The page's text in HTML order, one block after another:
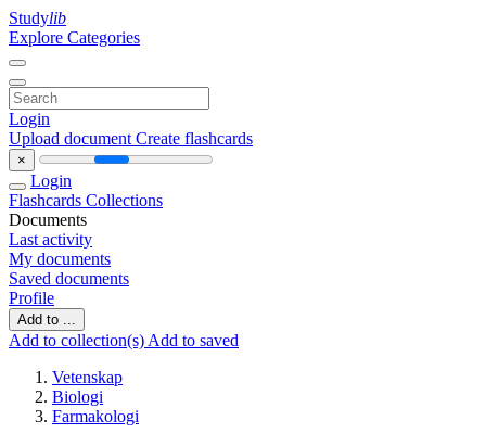
Studylib
Explore Categories
Login
Upload document Create flashcards
×
Login
Flashcards Collections
Documents
Last activity
My documents
Saved documents
Profile
Add to ...
Add to collection(s) Add to saved
Vetenskap
Biologi
Farmakologi